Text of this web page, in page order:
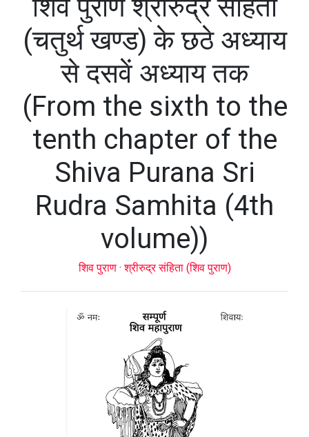
शिव पुराण श्रीरुद्र संहिता
(चतुर्थ खण्ड) के छठे अध्याय
से दसवें अध्याय तक
(From the sixth to the
tenth chapter of the
Shiva Purana Sri
Rudra Samhita (4th
volume))
शिव पुराण ·श्रीरुद्र संहिता (शिव पुराण)